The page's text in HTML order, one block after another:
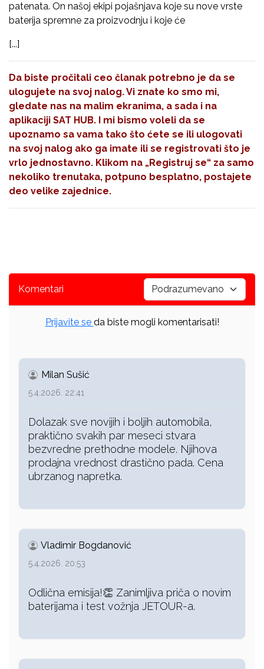
patenata. On našoj ekipi pojašnjava koje su nove vrste
baterija spremne za proizvodnju i koje će
[...]
Da biste pročitali ceo članak potrebno je da se
ulogujete na svoj nalog. Vi znate ko smo mi,
gledate nas na malim ekranima, a sada i na
aplikaciji SAT HUB. I mi bismo voleli da se
upoznamo sa vama tako što ćete se ili ulogovati
na svoj nalog ako ga imate ili se registrovati što je
vrlo jednostavno. Klikom na „Registruj se“ za samo
nekoliko trenutaka, potpuno besplatno, postajete
deo velike zajednice.
Komentari
Prijavite se da biste mogli komentarisati!
Milan Sušić
5.4.2026. 22:41
Dolazak sve novijih i boljih automobila,
praktično svakih par meseci stvara
bezvredne prethodne modele. Njihova
prodajna vrednost drastično pada. Cena
ubrzanog napretka.
Vladimir Bogdanović
5.4.2026. 20:53
Odlična emisija!👏 Zanimljiva priča o novim
baterijama i test vožnja JETOUR-a.